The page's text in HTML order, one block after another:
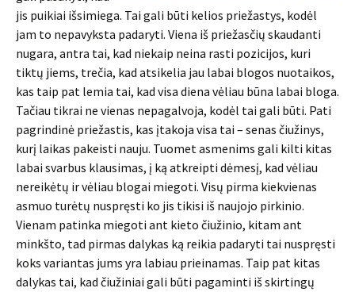
jis puikiai išsimiega. Tai gali būti kelios priežastys, kodėl
jam to nepavyksta padaryti. Viena iš priežasčių skaudanti
nugara, antra tai, kad niekaip neina rasti pozicijos, kuri
tiktų jiems, trečia, kad atsikelia jau labai blogos nuotaikos,
kas taip pat lemia tai, kad visa diena vėliau būna labai bloga.
Tačiau tikrai ne vienas nepagalvoja, kodėl tai gali būti. Pati
pagrindinė priežastis, kas įtakoja visa tai – senas čiužinys,
kurį laikas pakeisti nauju. Tuomet asmenims gali kilti kitas
labai svarbus klausimas, į ką atkreipti dėmesį, kad vėliau
nereikėtų ir vėliau blogai miegoti. Visų pirma kiekvienas
asmuo turėtų nuspręsti ko jis tikisi iš naujojo pirkinio.
Vienam patinka miegoti ant kieto čiužinio, kitam ant
minkšto, tad pirmas dalykas ką reikia padaryti tai nuspręsti
koks variantas jums yra labiau prieinamas. Taip pat kitas
dalykas tai, kad čiužiniai gali būti pagaminti iš skirtingų